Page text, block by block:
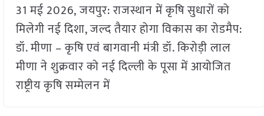
31 मई 2026, जयपुर: राजस्थान में कृषि सुधारों को
मिलेगी नई दिशा, जल्द तैयार होगा विकास का रोडमैप:
डॉ. मीणा – कृषि एवं बागवानी मंत्री डॉ. किरोड़ी लाल
मीणा ने शुक्रवार को नई दिल्ली के पूसा में आयोजित
राष्ट्रीय कृषि सम्मेलन में